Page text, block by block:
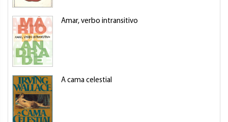
Amar, verbo intransitivo
A cama celestial